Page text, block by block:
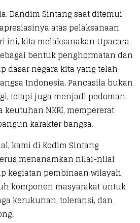
Dandim Sintang saat ditemui
atas pelaksanaan
ini, kita melaksanakan Upacara
bentuk penghormatan dan
dasar negara kita yang telah
Indonesia. Pancasila bukan
tetapi juga menjadi pedoman
NKRI, mempererat
karakter bangsa.
kami di Kodim Sintang
menanamkan nilai-nilai
kegiatan pembinaan wilayah,
komponen masyarakat untuk
kerukunan, toleransi, dan